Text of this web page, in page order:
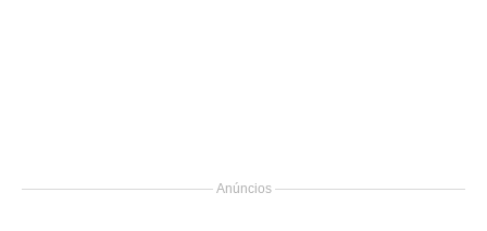
Anúncios